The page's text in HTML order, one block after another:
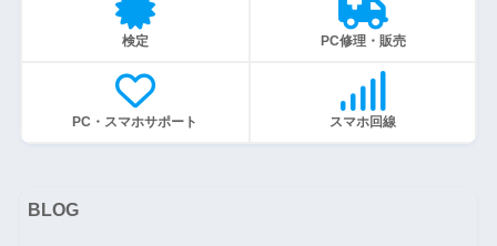
検定 PC修理・販売
PC・スマホサポート スマホ回線
BLOG